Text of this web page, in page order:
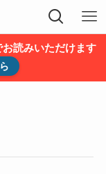
読みいただけます